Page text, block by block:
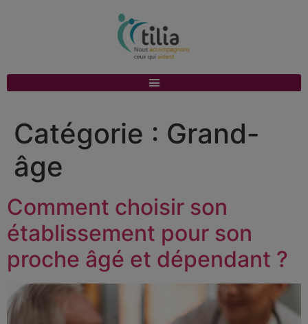
Catégorie : Grand-
âge
Comment choisir son
établissement pour son
proche âgé et dépendant ?